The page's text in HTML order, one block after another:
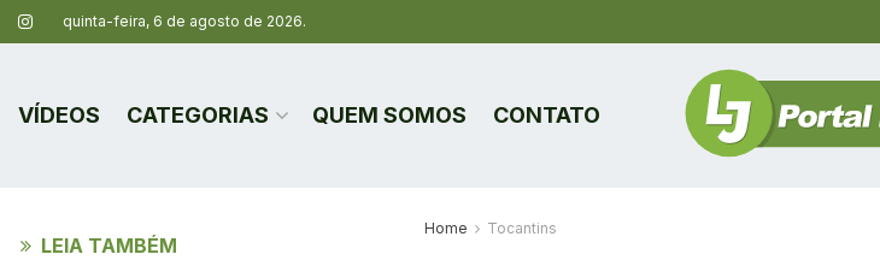
quinta-feira, 6 de agosto de 2026.
VÍDEOS CATEGORIAS QUEM SOMOS CONTATO
Home Tocantins
LEIA TAMBÉM